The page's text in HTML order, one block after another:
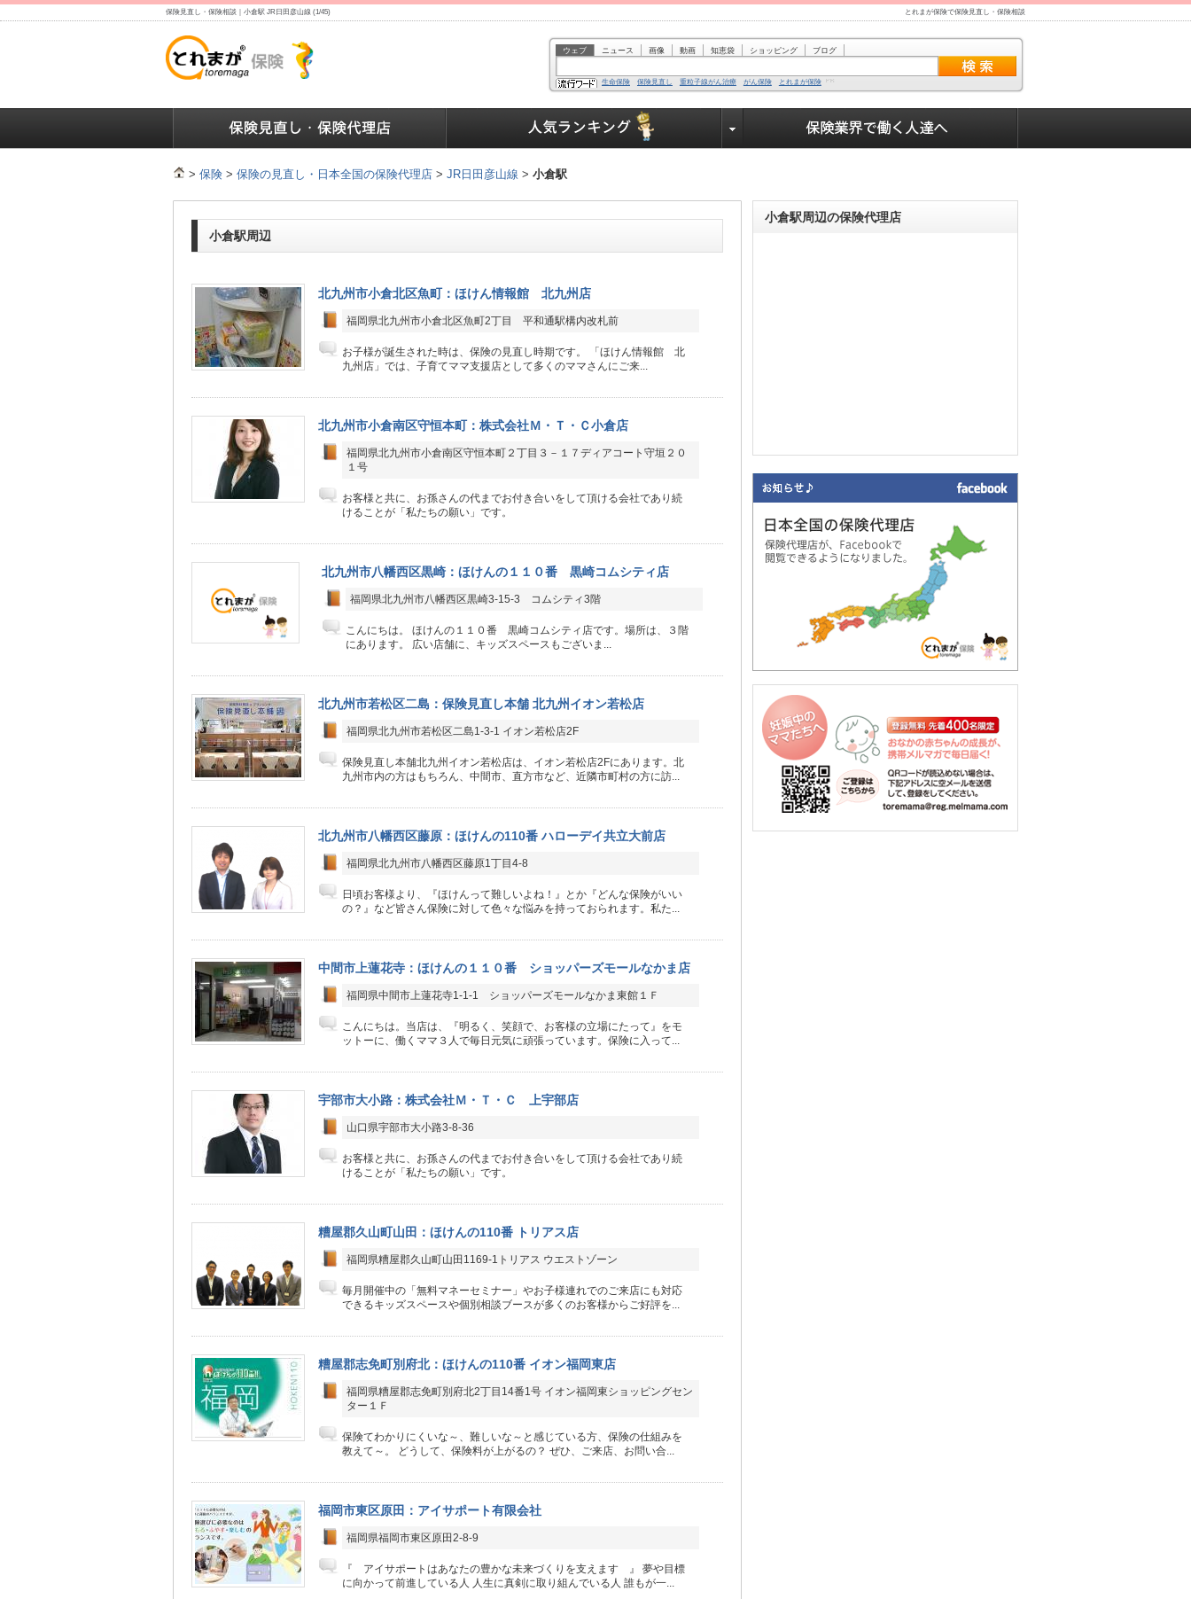
保険見直し・保険相談｜小倉駅 JR日田彦山線 (1/45) とれまが保険で保険見直し・保険相談
ウェブ ニュース 画像 動画 知恵袋 ショッピング ブログ
生命保険 保険見直し 重粒子線がん治療 がん保険 とれまが保険
> 保険 > 保険の見直し・日本全国の保険代理店 > JR日田彦山線 > 小倉駅
小倉駅周辺
北九州市小倉北区魚町：ほけん情報館 北九州店
福岡県北九州市小倉北区魚町2丁目 平和通駅構内改札前
お子様が誕生された時は、保険の見直し時期です。 「ほけん情報館 北
九州店」では、子育てママ支援店として多くのママさんにご来...
北九州市小倉南区守恒本町：株式会社Ｍ・Ｔ・Ｃ小倉店
福岡県北九州市小倉南区守恒本町２丁目３－１７ディアコート守垣２０
１号
お客様と共に、お孫さんの代までお付き合いをして頂ける会社であり続
けることが「私たちの願い」です。
北九州市八幡西区黒崎：ほけんの１１０番 黒崎コムシティ店
福岡県北九州市八幡西区黒崎3-15-3 コムシティ3階
こんにちは。 ほけんの１１０番 黒崎コムシティ店です。場所は、３階
にあります。 広い店舗に、キッズスペースもございま...
北九州市若松区二島：保険見直し本舗 北九州イオン若松店
福岡県北九州市若松区二島1-3-1 イオン若松店2F
保険見直し本舗北九州イオン若松店は、イオン若松店2Fにあります。北
九州市内の方はもちろん、中間市、直方市など、近隣市町村の方に訪...
北九州市八幡西区藤原：ほけんの110番 ハローデイ共立大前店
福岡県北九州市八幡西区藤原1丁目4-8
日頃お客様より、『ほけんって難しいよね！』とか『どんな保険がいい
の？』など皆さん保険に対して色々な悩みを持っておられます。私た...
中間市上蓮花寺：ほけんの１１０番 ショッパーズモールなかま店
福岡県中間市上蓮花寺1-1-1 ショッパーズモールなかま東館１Ｆ
こんにちは。当店は、『明るく、笑顔で、お客様の立場にたって』をモ
ットーに、働くママ３人で毎日元気に頑張っています。保険に入って...
宇部市大小路：株式会社Ｍ・Ｔ・Ｃ 上宇部店
山口県宇部市大小路3-8-36
お客様と共に、お孫さんの代までお付き合いをして頂ける会社であり続
けることが「私たちの願い」です。
糟屋郡久山町山田：ほけんの110番 トリアス店
福岡県糟屋郡久山町山田1169-1トリアス ウエストゾーン
毎月開催中の「無料マネーセミナー」やお子様連れでのご来店にも対応
できるキッズスペースや個別相談ブースが多くのお客様からご好評を...
糟屋郡志免町別府北：ほけんの110番 イオン福岡東店
福岡県糟屋郡志免町別府北2丁目14番1号 イオン福岡東ショッピングセン
ター１Ｆ
保険てわかりにくいな～、難しいな～と感じている方、保険の仕組みを
教えて～。 どうして、保険料が上がるの？ ぜひ、ご来店、お問い合...
福岡市東区原田：アイサポート有限会社
福岡県福岡市東区原田2-8-9
『 アイサポートはあなたの豊かな未来づくりを支えます 』 夢や目標
に向かって前進している人 人生に真剣に取り組んでいる人 誰もが一...
小倉駅周辺の保険代理店